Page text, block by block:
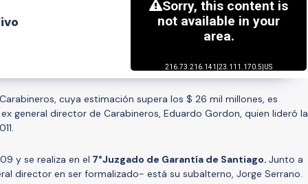
cuya estimación supera los $ 26 mil millones, es
general director de Carabineros, Eduardo Gordon, quien lideró la
y se realiza en el 7°Juzgado de Garantía de Santiago. Junto a
director en ser formalizado- está su subalterno, Jorge Serrano.